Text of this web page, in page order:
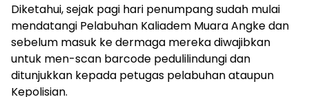
Diketahui, sejak pagi hari penumpang sudah mulai
mendatangi Pelabuhan Kaliadem Muara Angke dan
sebelum masuk ke dermaga mereka diwajibkan
untuk men-scan barcode pedulilindungi dan
ditunjukkan kepada petugas pelabuhan ataupun
Kepolisian.